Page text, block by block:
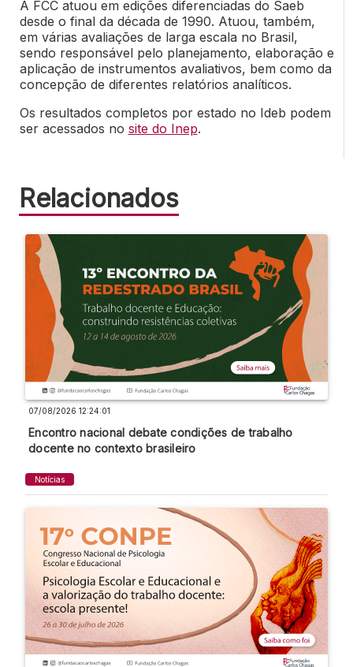
A FCC atuou em edições diferenciadas do Saeb
desde o final da década de 1990. Atuou, também,
em várias avaliações de larga escala no Brasil,
sendo responsável pelo planejamento, elaboração e
aplicação de instrumentos avaliativos, bem como da
concepção de diferentes relatórios analíticos.
Os resultados completos por estado no Ideb podem
ser acessados no site do Inep.
Relacionados
07/08/2026 12:24:01
Encontro nacional debate condições de trabalho
docente no contexto brasileiro
Notícias